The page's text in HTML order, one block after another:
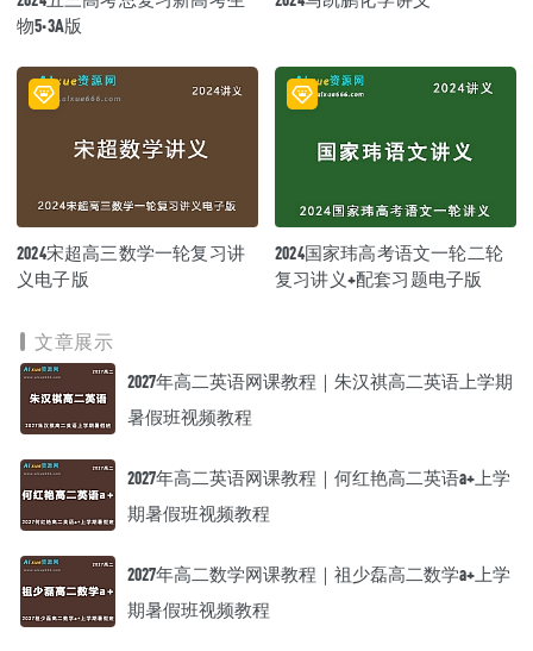
物5·3A版
2024宋超高三数学一轮复习讲
义电子版
2024国家玮高考语文一轮二轮
复习讲义+配套习题电子版
文章展示
2027年高二英语网课教程｜朱汉祺高二英语上学期
暑假班视频教程
2027年高二英语网课教程｜何红艳高二英语a+上学
期暑假班视频教程
2027年高二数学网课教程｜祖少磊高二数学a+上学
期暑假班视频教程